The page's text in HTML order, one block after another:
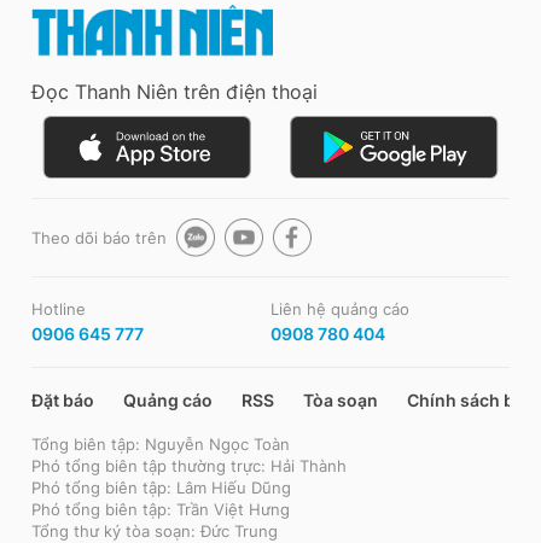
Đọc Thanh Niên trên điện thoại
Theo dõi báo trên
Hotline
0906 645 777
Liên hệ quảng cáo
0908 780 404
Đặt báo Quảng cáo RSS Tòa soạn Chính sách bảo
Tổng biên tập: Nguyễn Ngọc Toàn
Phó tổng biên tập thường trực: Hải Thành
Phó tổng biên tập: Lâm Hiếu Dũng
Phó tổng biên tập: Trần Việt Hưng
Tổng thư ký tòa soạn: Đức Trung